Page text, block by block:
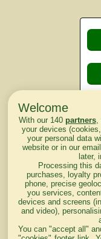
Welcome
With our 140 partners,
your devices
your personal data
website or in our
later,
Processing this
purchases, loyalty
phone, precise
you services,
devices and screens
and video),
You can "accept all"